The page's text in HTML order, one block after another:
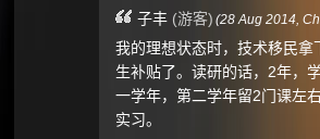
子丰 (游客) (28 Aug 2014,
我的理想状态时，技术移民拿
生补贴了。读研的话，2年，
一学年，第二学年留2门课左
实习。